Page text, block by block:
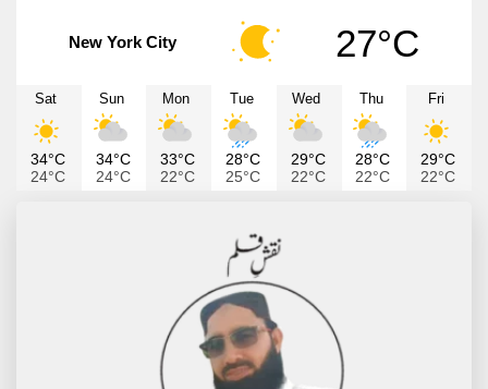
New York City 27°C
Sat
34°C
24°C
Sun
34°C
24°C
Mon
33°C
22°C
Tue
28°C
25°C
Wed
29°C
22°C
Thu
28°C
22°C
Fri
29°C
22°C